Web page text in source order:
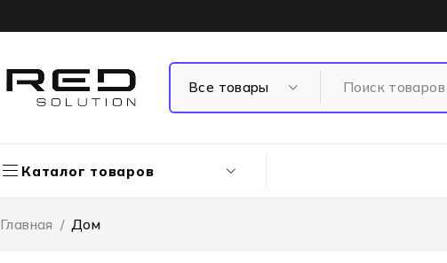
Каталог товаров
Главная / Дом